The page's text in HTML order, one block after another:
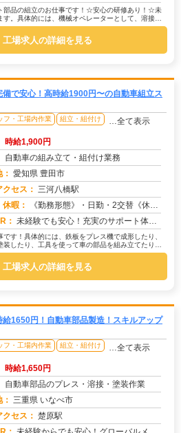
部品の組立のお仕事です！☆安心の研修あり！☆未
。具体的には、機械オペレーターとして、溶接の
...
工場求人の詳細を見る
備で安心！高時給1900円〜の自動車組立ス
フ・工場内作業 組立・組付け …全て表示
時給1,900円
自動車の組み立て・組付け業務
愛知県 豊田市
セス： 三河八橋駅
暇：
《勤務形態》・日勤・2交替《休日》土日※会社カレンダーによる【その他長期休暇あり】★ゴールデンウィーク★夏季休暇★...
： 未経験でも安心！充実のサポート体制で新しい一歩を踏み出せます！全国2500件以上の求人から、あなたに最適な仕事を見...
す！具体的には、鉄板をプレス機で成形したり、
したり、工具を使って車の部品を組み立てたりす
...
工場求人の詳細を見る
給1650円！自動車部品製造！スキルアップ
フ・工場内作業 組立・組付け …全て表示
時給1,650円
自動車部品のプレス・溶接・塗装作業
三重県 いなべ市
セス： 楚原駅